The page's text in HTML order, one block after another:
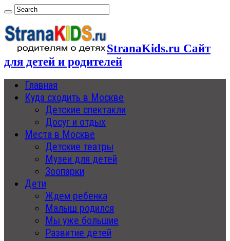
StranaKids.ru Сайт
для детей и родителей
Главная
Куда сходить в Москве
Детские спектакли
Досуг и отдых
Места в Москве
Детские театры
Музеи для детей
Зоопарки
Дети
Ждем ребенка
Малыш родился
Мы уже большие
Развитие детей